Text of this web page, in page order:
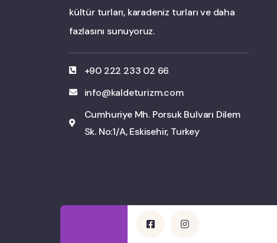
kültür turları, karadeniz turları ve daha
fazlasını sunuyoruz.
+90 222 233 02 66
info@kaldeturizm.com
Cumhuriye Mh. Porsuk Bulvarı Dilem
Sk. No:1/A, Eskisehir, Turkey